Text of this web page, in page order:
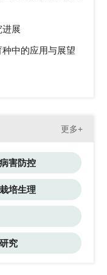
进展
中的应用与展望
更多+
害防控
培生理
究